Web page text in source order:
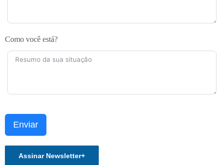
Como você está?
Enviar
Assinar Newsletter+